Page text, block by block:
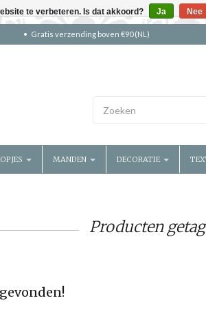
Gratis verzending boven €90 (NL)
MANDEN DECORATIE
Producten
te verbeteren. Is dat akkoord? Ja Nee